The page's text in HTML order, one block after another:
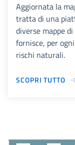
Aggiornata la
tratta di una
diverse mappe
fornisce, per
rischi naturali.
SCOPRI TUTTO